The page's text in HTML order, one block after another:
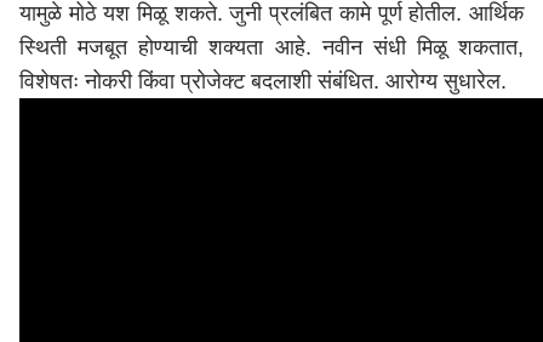
यामुळे मोठे यश मिळू शकते. जुनी प्रलंबित कामे पूर्ण होतील. आर्थिक
स्थिती मजबूत होण्याची शक्यता आहे. नवीन संधी मिळू शकतात,
विशेषतः नोकरी किंवा प्रोजेक्ट बदलाशी संबंधित. आरोग्य सुधारेल.